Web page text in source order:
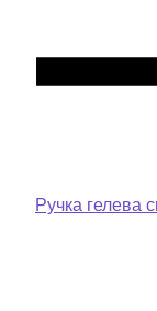
Ручка гелева